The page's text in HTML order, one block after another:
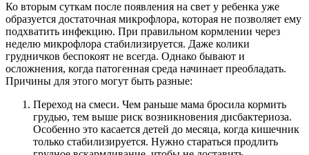
Ко вторым суткам после появления на свет у ребенка уже
образуется достаточная микрофлора, которая не позволяет ему
подхватить инфекцию. При правильном кормлении через
неделю микрофлора стабилизируется. Даже колики
грудничков беспокоят не всегда. Однако бывают и
осложнения, когда патогенная среда начинает преобладать.
Причины для этого могут быть разные:
Переход на смеси. Чем раньше мама бросила кормить
грудью, тем выше риск возникновения дисбактериоза.
Особенно это касается детей до месяца, когда кишечник
только стабилизируется. Нужно стараться продлить